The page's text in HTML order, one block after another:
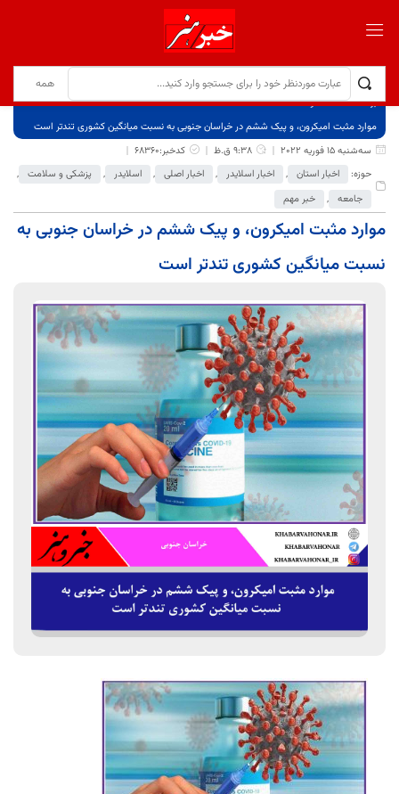
برگ نخست
نوشته‌ها
موارد مثبت امیکرون، و پیک ششم در خراسان جنوبی به نسبت میانگین کشوری تندتر است
سه‌شنبه 15 فوریه 2022
9:38 ق.ظ
کدخبر:68360
حوزه:
اخبار استان , اخبار اسلایدر , اخبار اصلی , اسلایدر , پزشکی و سلامت ,
جامعه , خبر مهم
موارد مثبت امیکرون، و پیک ششم در خراسان جنوبی به
نسبت میانگین کشوری تندتر است